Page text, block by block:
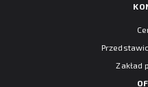
Zakład